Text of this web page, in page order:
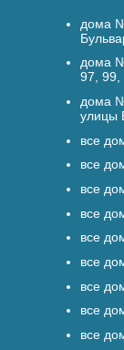
дома
дома
97, 99,
дома
улицы
все
все
все
все
все
все
все
все
все